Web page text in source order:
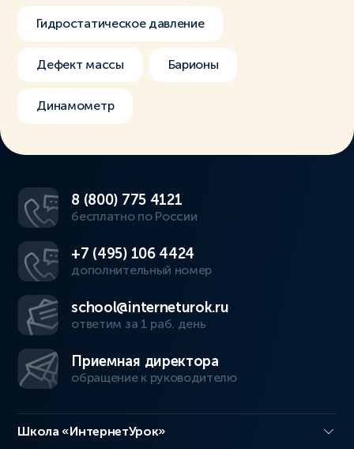
Гидростатическое давление
Дефект массы Барионы
Динамометр
8 (800) 775 4121
бесплатно по России
+7 (495) 106 4424
дополнительный номер
school@interneturok.ru
ответим за 1 раб. день
Приемная директора
обращение к руководителю
Школа «ИнтернетУрок»